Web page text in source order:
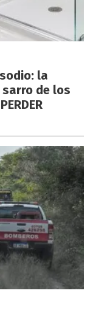
la
sarro de los